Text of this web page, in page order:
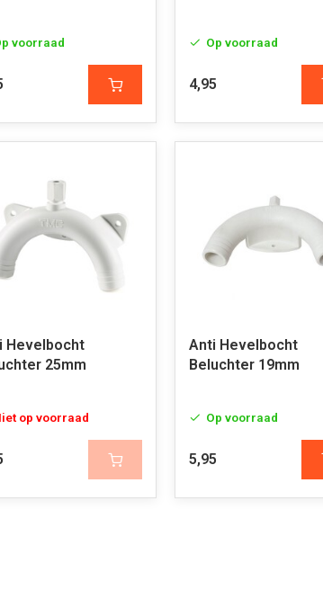
voorraad Op voorraad
4,95
Hevelbocht
25mm
op voorraad
Anti Hevelbocht
Beluchter 19mm
Op voorraad
5,95